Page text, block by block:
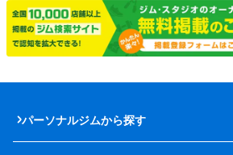
パーソナルジムから探す